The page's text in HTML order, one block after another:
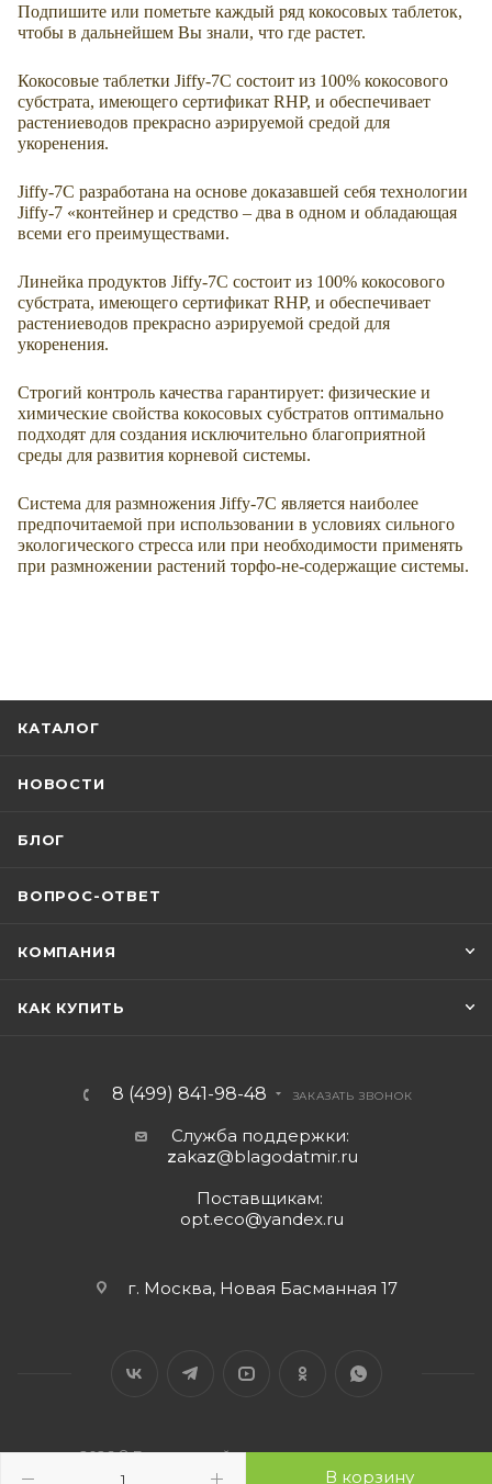
В корзину
Подпишите или пометьте каждый ряд кокосовых таблеток,
чтобы в дальнейшем Вы знали, что где растет.
Кокосовые таблетки Jiffy-7C состоит из 100% кокосового
субстрата, имеющего сертификат RHP, и обеспечивает
растениеводов прекрасно аэрируемой средой для
укоренения.
Jiffy-7С разработана на основе доказавшей себя технологии
Jiffy-7 «контейнер и средство – два в одном и обладающая
всеми его преимуществами.
Линейка продуктов Jiffy-7C состоит из 100% кокосового
субстрата, имеющего сертификат RHP, и обеспечивает
растениеводов прекрасно аэрируемой средой для
укоренения.
Строгий контроль качества гарантирует: физические и
химические свойства кокосовых субстратов оптимально
подходят для создания исключительно благоприятной
среды для развития корневой системы.
Система для размножения Jiffy-7C является наиболее
предпочитаемой при использовании в условиях сильного
экологического стресса или при необходимости применять
при размножении растений торфо-не-содержащие системы.
КАТАЛОГ
НОВОСТИ
БЛОГ
ВОПРОС-ОТВЕТ
КОМПАНИЯ
КАК КУПИТЬ
8 (499) 841-98-48 ЗАКАЗАТЬ ЗВОНОК
Служба поддержки:
zakaz@blagodatmir.ru
Поставщикам:
opt.eco@yandex.ru
г. Москва, Новая Басманная 17
2026 © Благодатный мир - интернет-магазин